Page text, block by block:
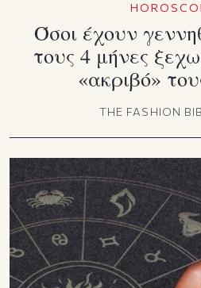
Όσοι έχουν
τους 4 μήνες
«ακριβό»
THE FASHION